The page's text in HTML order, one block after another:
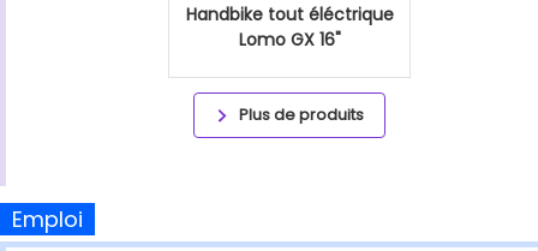
Handbike tout éléctrique
Lomo GX 16"
Plus de produits
Emploi